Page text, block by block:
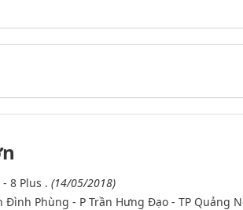
8 Plus . (14/05/2018)
Phùng - P Trần Hưng Đạo - TP Quảng